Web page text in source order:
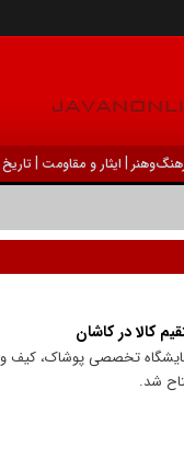
| ایثار و مقاومت |تاریخ
کالا در کاشان
تخصصی پوشاک، کیف